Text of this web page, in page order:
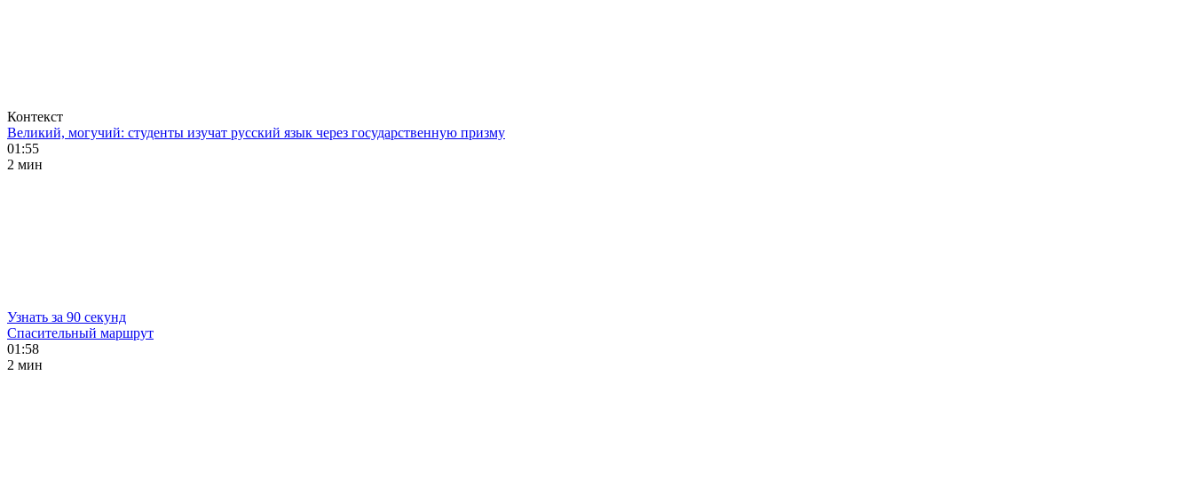
Контекст
Великий, могучий: студенты изучат русский язык через государственную призму
01:55
2 мин
Узнать за 90 секунд
Спасительный маршрут
01:58
2 мин